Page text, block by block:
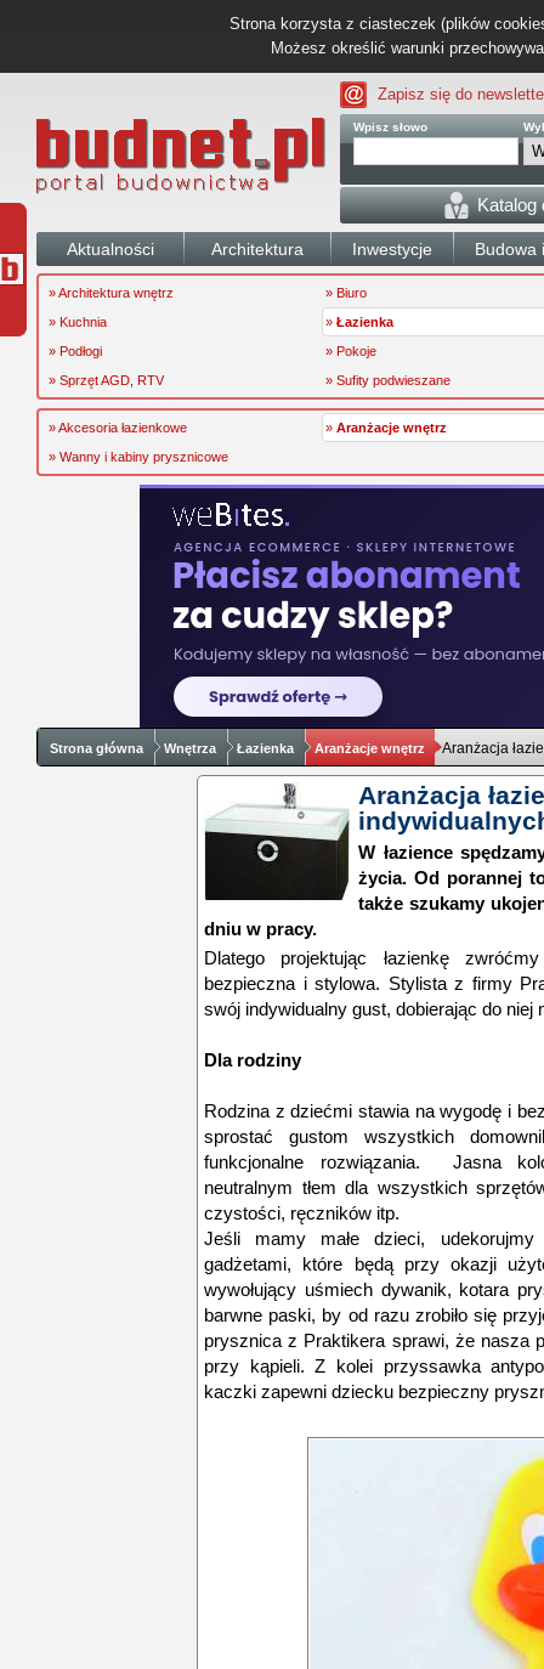
Strona korzysta z ciasteczek (plików
Możesz określić warunki
Zapisz się do
Wpisz słowo
Katalog
Aktualności Architektura Inwestycje Budowa
» Architektura wnętrz
» Biuro
» Kuchnia
» Łazienka
» Podłogi
» Pokoje
» Sprzęt AGD, RTV
» Sufity podwieszane
» Akcesoria łazienkowe » Aranżacje wnętrz
» Wanny i kabiny prysznicowe
Strona główna Wnętrza Łazienka Aranżacje wnętrz Aranżacja
Aranżacja
W łazience
życia. Od porannej
także szukamy
dniu w pracy.
Dlatego projektując łazienkę
bezpieczna i stylowa. Stylista z firmy
swój indywidualny gust, dobierając do niej
Dla rodziny
Rodzina z dziećmi stawia na wygodę i
sprostać gustom wszystkich
funkcjonalne rozwiązania. Jasna
neutralnym tłem dla wszystkich
czystości, ręczników itp.
Jeśli mamy małe dzieci,
gadżetami, które będą przy okazji
wywołujący uśmiech dywanik, kotara
barwne paski, by od razu zrobiło się
prysznica z Praktikera sprawi, że nasza
przy kąpieli. Z kolei przyssawka
kaczki zapewni dziecku bezpieczny